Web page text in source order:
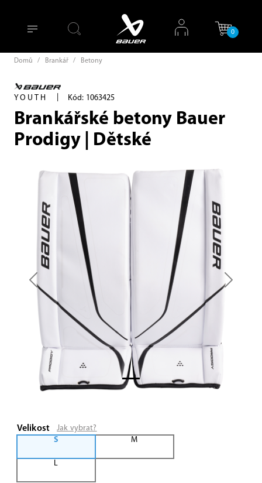
0
Domů / Brankář / Betony
YOUTH Kód: 1063425
Brankářské betony Bauer
Prodigy | Dětské
Previous Next
Velikost
Jak vybrat?
S
M
L